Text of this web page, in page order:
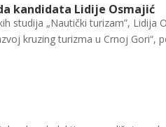
kandidata Lidije Osmajić
studija „Nautički turizam”,
kruzing turizma u Crnoj